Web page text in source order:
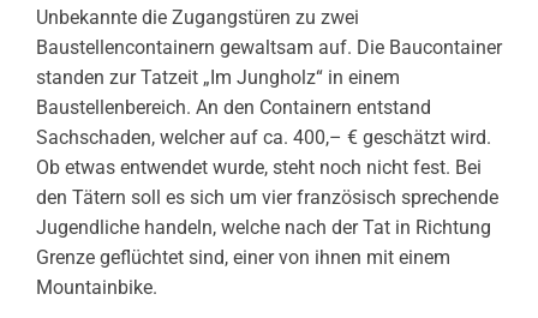
Unbekannte die Zugangstüren zu zwei
Baustellencontainern gewaltsam auf. Die Baucontainer
standen zur Tatzeit „Im Jungholz“ in einem
Baustellenbereich. An den Containern entstand
Sachschaden, welcher auf ca. 400,– € geschätzt wird.
Ob etwas entwendet wurde, steht noch nicht fest. Bei
den Tätern soll es sich um vier französisch sprechende
Jugendliche handeln, welche nach der Tat in Richtung
Grenze geflüchtet sind, einer von ihnen mit einem
Mountainbike.